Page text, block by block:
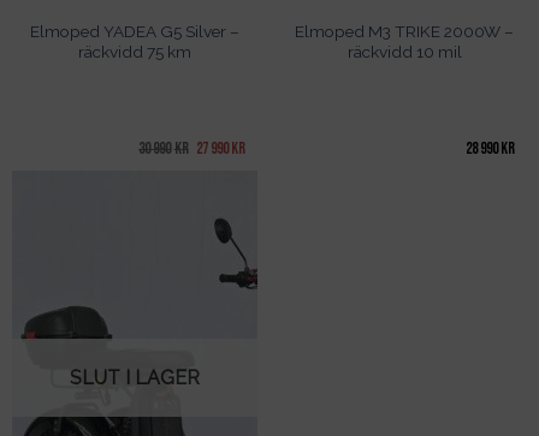
Elmoped YADEA G5 Silver –
räckvidd 75 km
30 990kr Det
990kr.
27 990 krDet
Elmoped M3 TRIKE 2000W –
räckvidd 10 mil
28 990 kr
SLUT I LAGER